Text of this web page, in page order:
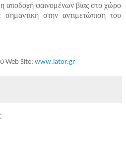
αποδοχή φαινομένων βίας στο χώρο
στην αντιμετώπιση του
Web Site: www.iator.gr